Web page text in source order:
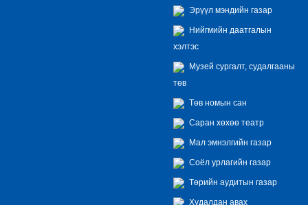
Эрүүл мэндийн газар
Нийгмийн даатгалын
хэлтэс
Музей сургалт, судалгааны
төв
Төв номын сан
Саран хөхөө театр
Мал эмнэлгийн газар
Соёл урлагийн газар
Төрийн аудитын газар
Худалдан авах